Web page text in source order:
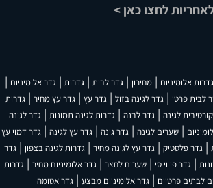
לחצו כאן >
גדרות אלומיניום | מחירון | גדר לבית | גדרות | גדר אלומיניום |
לבית פרטי | גדר לגינה בזול | גדר עץ | גדר עץ מחיר | גדרות
לגינה | גדר לבנה | גדרות לגינה תמונות | גדר לגינה
| שערים לגינה | גדר גינה | גדר עץ לגינה | גדר דמוי עץ
| גדר פלסטיק | גדר עץ לגינה מחיר | גדרות לגינה בצפון | גדר
| גדר פי וי סי |שערים לחצר | גדר אלומיניום מחיר | גדרות
לבתים פרטיים | גדר אלומיניום מבצע | גדר אטומה